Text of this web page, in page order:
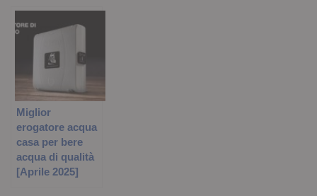
Miglior
erogatore acqua
casa per bere
acqua di qualità
[Aprile 2025]